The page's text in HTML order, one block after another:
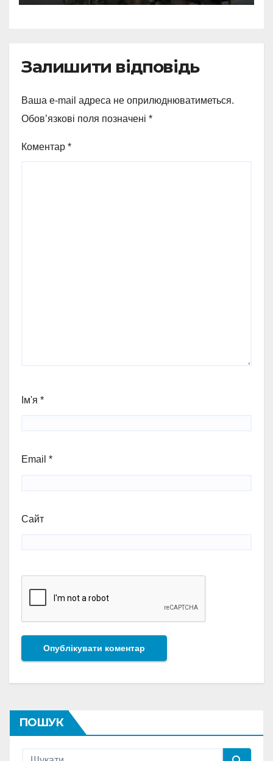
прокремлівського агітатора
Залишити відповідь
Ваша e-mail адреса не оприлюднюватиметься.
Обов’язкові поля позначені *
Коментар *
Ім'я *
Email *
Сайт
ПОШУК